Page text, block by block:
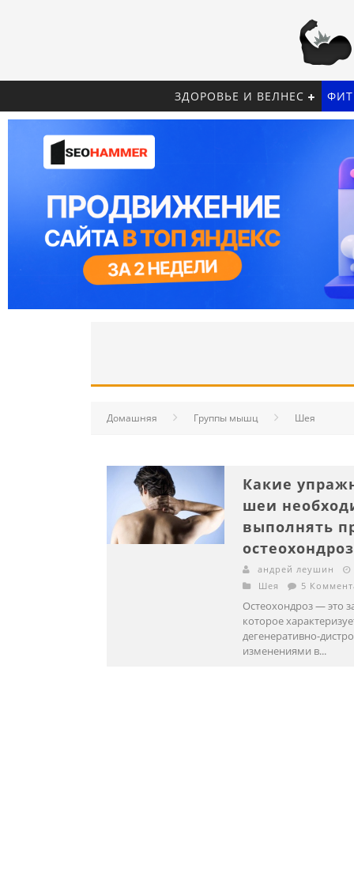
ЗДОРОВЬЕ И ВЕЛНЕС
Домашняя Группы мышц Шея
Какие
шеи
выполнять
андрей леушин
Шея
5
Остеохондроз — это
которое
дегенеративно-
изменениями в...